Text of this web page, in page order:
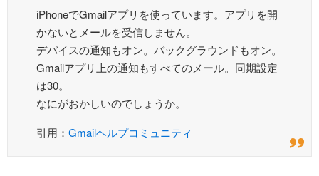
iPhoneでGmailアプリを使っています。アプリを開
かないとメールを受信しません。
デバイスの通知もオン。バックグラウンドもオン。
Gmailアプリ上の通知もすべてのメール。同期設定
は30。
なにがおかしいのでしょうか。
引用： Gmailヘルプコミュニティ